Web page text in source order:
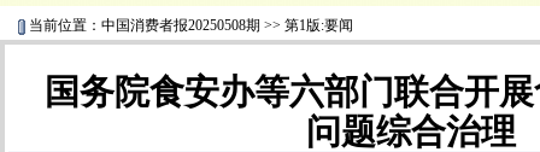
当前位置： 中国消费者报20250508期 >> 第1版:要闻
国务院食安办等六部门联合开
问题综合治理